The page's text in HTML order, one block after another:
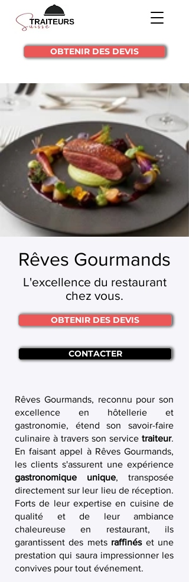
OBTENIR DES DEVIS
Rêves Gourmands
L'excellence du restaurant
chez vous.
OBTENIR DES DEVIS
CONTACTER
Rêves Gourmands, reconnu pour son
excellence en hôtellerie et
gastronomie, étend son savoir-faire
culinaire à travers son service traiteur.
En faisant appel à Rêves Gourmands,
les clients s'assurent une expérience
gastronomique unique, transposée
directement sur leur lieu de réception.
Forts de leur expertise en cuisine de
qualité et de leur ambiance
chaleureuse en restaurant, ils
garantissent des mets raffinéset une
prestation qui saura impressionner les
convives pour tout événement.